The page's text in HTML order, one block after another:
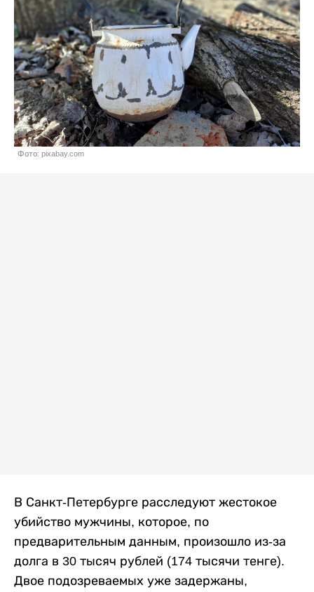
Фото: pixabay.com
В Санкт-Петербурге расследуют жестокое
убийство мужчины, которое, по
предварительным данным, произошло из-за
долга в 30 тысяч рублей (174 тысячи тенге).
Двое подозреваемых уже задержаны,